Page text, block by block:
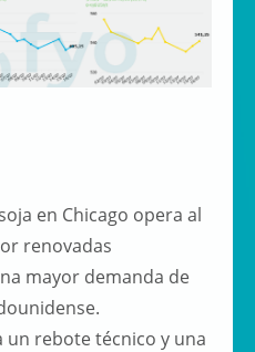
en Chicago opera al
renovadas
mayor demanda de
un rebote técnico y una